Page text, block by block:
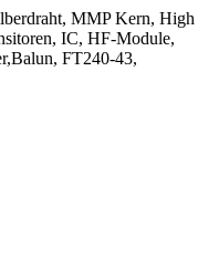
MMP Kern, High
IC, HF-Module,
FT240-43,